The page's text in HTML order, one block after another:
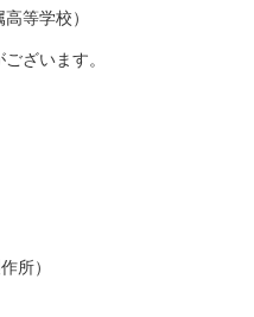
等学校）
ざいます。
所）